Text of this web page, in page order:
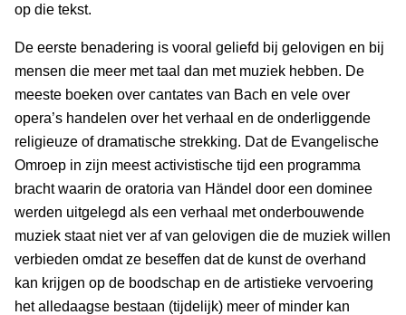
op die tekst.
De eerste benadering is vooral geliefd bij gelovigen en bij
mensen die meer met taal dan met muziek hebben. De
meeste boeken over cantates van Bach en vele over
opera’s handelen over het verhaal en de onderliggende
religieuze of dramatische strekking. Dat de Evangelische
Omroep in zijn meest activistische tijd een programma
bracht waarin de oratoria van Händel door een dominee
werden uitgelegd als een verhaal met onderbouwende
muziek staat niet ver af van gelovigen die de muziek willen
verbieden omdat ze beseffen dat de kunst de overhand
kan krijgen op de boodschap en de artistieke vervoering
het alledaagse bestaan (tijdelijk) meer of minder kan